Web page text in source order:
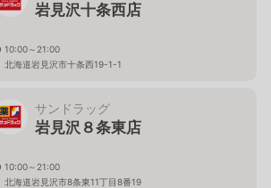
岩見沢十条西店
10:00～21:00
北海道岩見沢市十条西19-1-1
サンドラッグ
岩見沢８条東店
10:00～21:00
北海道岩見沢市8条東11丁目8番19